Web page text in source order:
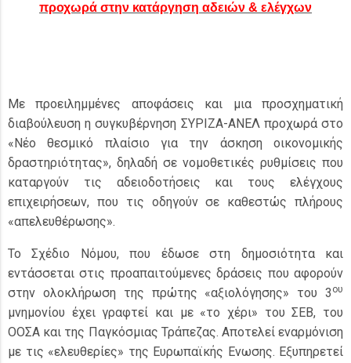
προχωρά στην κατάργηση αδειών & ελέγχων
Με προειλημμένες αποφάσεις και μια προσχηματική
διαβούλευση η συγκυβέρνηση ΣΥΡΙΖΑ-ΑΝΕΛ προχωρά στο
«Νέο θεσμικό πλαίσιο για την άσκηση οικονομικής
δραστηριότητας», δηλαδή σε νομοθετικές ρυθμίσεις που
καταργούν τις αδειοδοτήσεις και τους ελέγχους
επιχειρήσεων, που τις οδηγούν σε καθεστώς πλήρους
«απελευθέρωσης».
Το Σχέδιο Νόμου, που έδωσε στη δημοσιότητα και
εντάσσεται στις προαπαιτούμενες δράσεις που αφορούν
στην ολοκλήρωση της πρώτης «αξιολόγησης» του 3 ου
μνημονίου έχει γραφτεί και με «το χέρι» του ΣΕΒ, του
ΟΟΣΑ και της Παγκόσμιας Τράπεζας. Αποτελεί εναρμόνιση
με τις «ελευθερίες» της Ευρωπαϊκής Ενωσης. Εξυπηρετεί